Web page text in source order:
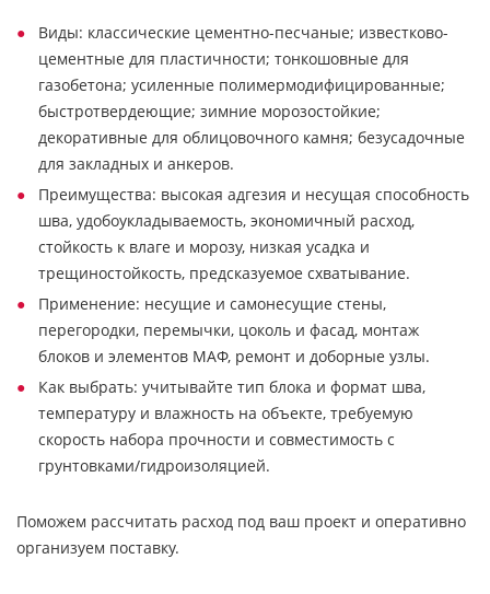
Виды: классические цементно-песчаные; известково-
цементные для пластичности; тонкошовные для
газобетона; усиленные полимермодифицированные;
быстротвердеющие; зимние морозостойкие;
декоративные для облицовочного камня; безусадочные
для закладных и анкеров.
Преимущества: высокая адгезия и несущая способность
шва, удобоукладываемость, экономичный расход,
стойкость к влаге и морозу, низкая усадка и
трещиностойкость, предсказуемое схватывание.
Применение: несущие и самонесущие стены,
перегородки, перемычки, цоколь и фасад, монтаж
блоков и элементов МАФ, ремонт и доборные узлы.
Как выбрать: учитывайте тип блока и формат шва,
температуру и влажность на объекте, требуемую
скорость набора прочности и совместимость с
грунтовками/гидроизоляцией.
Поможем рассчитать расход под ваш проект и оперативно
организуем поставку.